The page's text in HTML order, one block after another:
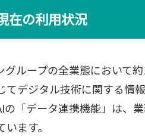
在の利用状況
ループの全業態において
てデジタル技術に関する情
の「データ連携機能」は、
ます。